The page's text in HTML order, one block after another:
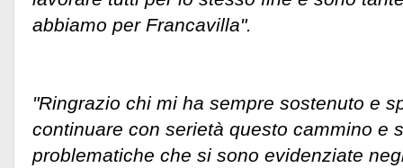
abbiamo per Francavilla".
"Ringrazio chi mi ha sempre sostenuto e
continuare con serietà questo cammino e
problematiche che si sono evidenziate